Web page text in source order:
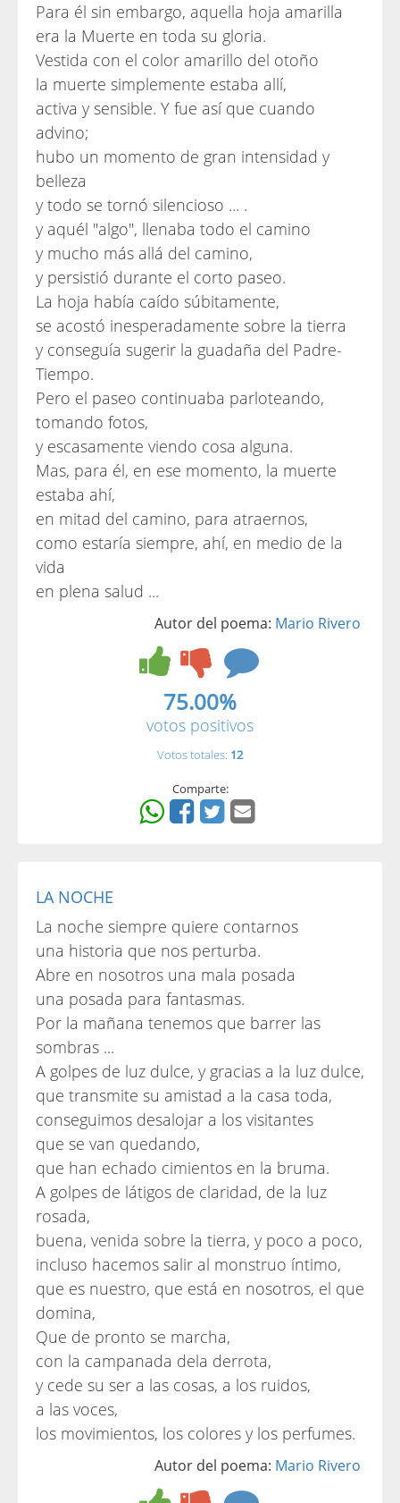
Para él sin embargo, aquella hoja amarilla
era la Muerte en toda su gloria.
Vestida con el color amarillo del otoño
la muerte simplemente estaba allí,
activa y sensible. Y fue así que cuando
advino;
hubo un momento de gran intensidad y
belleza
y todo se tornó silencioso ... .
y aquél "algo", llenaba todo el camino
y mucho más allá del camino,
y persistió durante el corto paseo.
La hoja había caído súbitamente,
se acostó inesperadamente sobre la tierra
y conseguía sugerir la guadaña del Padre-
Tiempo.
Pero el paseo continuaba parloteando,
tomando fotos,
y escasamente viendo cosa alguna.
Mas, para él, en ese momento, la muerte
estaba ahí,
en mitad del camino, para atraernos,
como estaría siempre, ahí, en medio de la
vida
en plena salud ...
Autor del poema: Mario Rivero
75.00%
votos positivos
Votos totales: 12
Comparte:
LA NOCHE
La noche siempre quiere contarnos
una historia que nos perturba.
Abre en nosotros una mala posada
una posada para fantasmas.
Por la mañana tenemos que barrer las
sombras ...
A golpes de luz dulce, y gracias a la luz dulce,
que transmite su amistad a la casa toda,
conseguimos desalojar a los visitantes
que se van quedando,
que han echado cimientos en la bruma.
A golpes de látigos de claridad, de la luz
rosada,
buena, venida sobre la tierra, y poco a poco,
incluso hacemos salir al monstruo íntimo,
que es nuestro, que está en nosotros, el que
domina,
Que de pronto se marcha,
con la campanada dela derrota,
y cede su ser a las cosas, a los ruidos,
a las voces,
los movimientos, los colores y los perfumes.
Autor del poema: Mario Rivero